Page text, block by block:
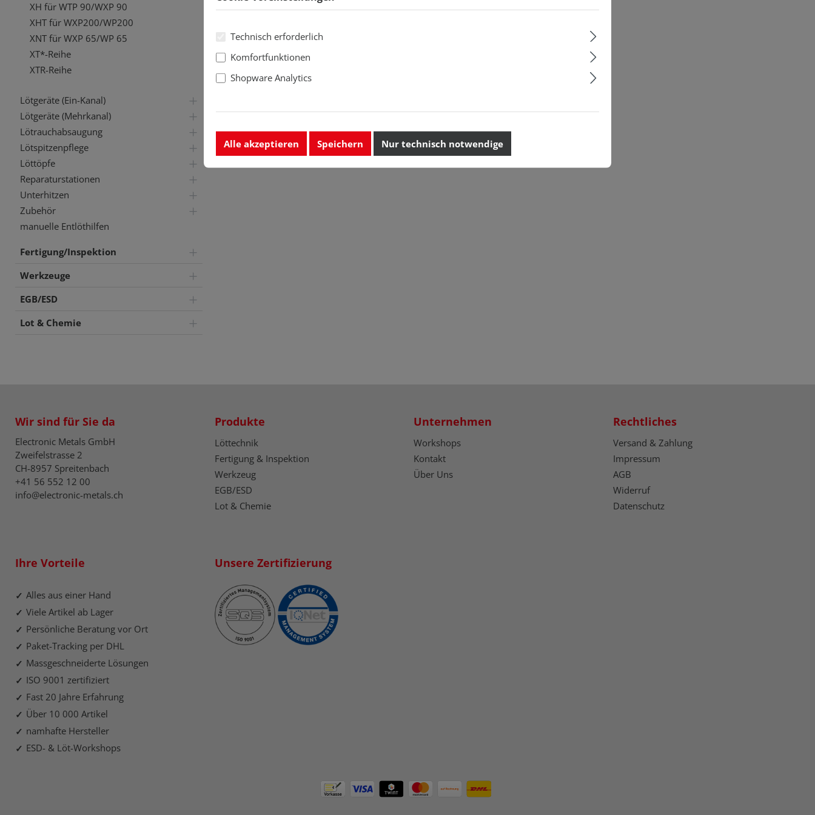
XH für WTP 90/WXP 90
XHT für WXP200/WP200
XNT für WXP 65/WP 65
XT*-Reihe
XTR-Reihe
Lötgeräte (Ein-Kanal)
Lötgeräte (Mehrkanal)
Lötrauchabsaugung
Lötspitzenpflege
Löttöpfe
Reparaturstationen
Unterhitzen
Zubehör
manuelle Entlöthilfen
Fertigung/Inspektion
Werkzeuge
EGB/ESD
Lot & Chemie
Wir sind für Sie da
Electronic Metals GmbH
Zweifelstrasse 2
CH-8957 Spreitenbach
+41 56 552 12 00
info@electronic-metals.ch
Produkte
Löttechnik
Fertigung & Inspektion
Werkzeug
EGB/ESD
Lot & Chemie
Unternehmen
Workshops
Kontakt
Über Uns
Rechtliches
Versand & Zahlung
Impressum
AGB
Widerruf
Datenschutz
Ihre Vorteile
Alles aus einer Hand
Viele Artikel ab Lager
Persönliche Beratung vor Ort
Paket-Tracking per DHL
Massgeschneiderte Lösungen
ISO 9001 zertifiziert
Fast 20 Jahre Erfahrung
Über 10 000 Artikel
namhafte Hersteller
ESD- & Löt-Workshops
Unsere Zertifizierung
Technisch erforderlich
Komfortfunktionen
Shopware Analytics
Alle akzeptieren Speichern Nur technisch notwendige